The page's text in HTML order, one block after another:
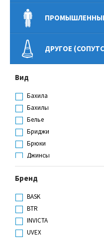
ПРОМЫШЛЕННЫЕ
ДРУГОЕ
Вид
Бахила
Бахилы
Белье
Бриджи
Брюки
Джинсы
Жилет
Жилет сигнальный
Бренд
BASK
BTR
INVICTA
UVEX